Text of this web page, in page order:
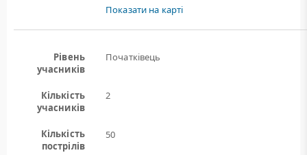
Показати на карті
Рівень
учасників
Початківець
Кількість
учасників
2
Кількість
пострілів
50